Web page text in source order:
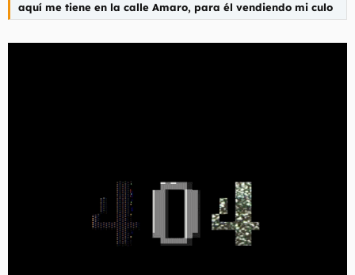
aquí me tiene en la calle Amaro, para él vendiendo mi culo